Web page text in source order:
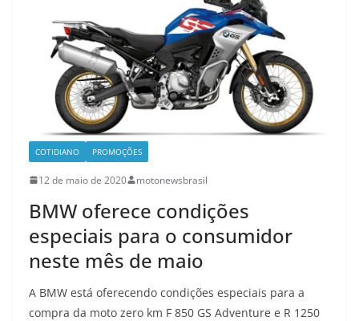
COTIDIANO PROMOÇÕES
12 de maio de 2020 motonewsbrasil
BMW oferece condições
especiais para o consumidor
neste mês de maio
A BMW está oferecendo condições especiais para a
compra da moto zero km F 850 GS Adventure e R 1250